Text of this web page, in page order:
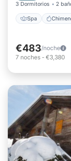
3 Dormitorios 2
Spa
€483/noche
7 noches - €3,380